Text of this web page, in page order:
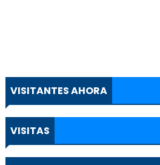
VISITANTES AHORA
VISITAS